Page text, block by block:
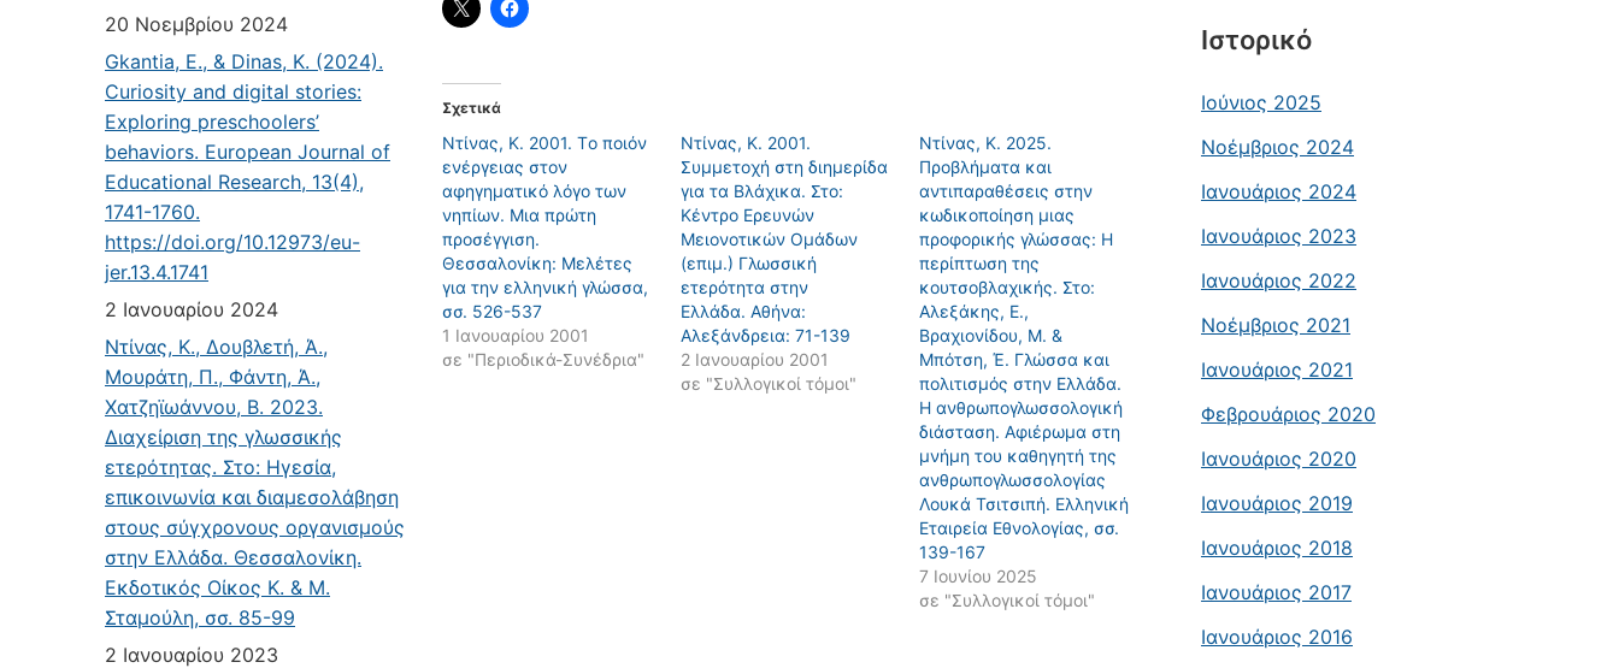
20 Νοεμβρίου 2024
Gkantia, E., & Dinas, K. (2024).
Curiosity and digital stories:
Exploring preschoolers’
behaviors. European Journal of
Educational Research, 13(4),
1741-1760.
https://doi.org/10.12973/eu-
jer.13.4.1741
2 Ιανουαρίου 2024
Ντίνας, Κ., Δουβλετή, Ά.,
Μουράτη, Π., Φάντη, Ά.,
Χατζηϊωάννου, Β. 2023.
Διαχείριση της γλωσσικής
ετερότητας. Στο: Ηγεσία,
επικοινωνία και διαμεσολάβηση
στους σύγχρονους οργανισμούς
στην Ελλάδα. Θεσσαλονίκη.
Εκδοτικός Οίκος Κ. & Μ.
Σταμούλη, σσ. 85-99
2 Ιανουαρίου 2023
Σχετικά
Ντίνας, Κ. 2001. Tο ποιόν
ενέργειας στον
αφηγηματικό λόγο των
νηπίων. Mια πρώτη
προσέγγιση.
Θεσσαλονίκη: Mελέτες
για την ελληνική γλώσσα,
σσ. 526-537
1 Ιανουαρίου 2001
σε "Περιοδικά-Συνέδρια"
Ντίνας, Κ. 2001.
Συμμετοχή στη διημερίδα
για τα Βλάχικα. Στο:
Κέντρο Ερευνών
Μειονοτικών Ομάδων
(επιμ.) Γλωσσική
ετερότητα στην
Ελλάδα. Αθήνα:
Αλεξάνδρεια: 71-139
2 Ιανουαρίου 2001
σε "Συλλογικοί τόμοι"
Ντίνας, Κ. 2025.
Προβλήματα και
αντιπαραθέσεις στην
κωδικοποίηση μιας
προφορικής γλώσσας: Η
περίπτωση της
κουτσοβλαχικής. Στο:
Αλεξάκης, Ε.,
Βραχιονίδου, Μ. &
Μπότση, Έ. Γλώσσα και
πολιτισμός στην Ελλάδα.
Η ανθρωπογλωσσολογική
διάσταση. Αφιέρωμα στη
μνήμη του καθηγητή της
ανθρωπογλωσσολογίας
Λουκά Τσιτσιπή. Ελληνική
Εταιρεία Εθνολογίας, σσ.
139-167
7 Ιουνίου 2025
σε "Συλλογικοί τόμοι"
Ιστορικό
Ιούνιος 2025
Νοέμβριος 2024
Ιανουάριος 2024
Ιανουάριος 2023
Ιανουάριος 2022
Νοέμβριος 2021
Ιανουάριος 2021
Φεβρουάριος 2020
Ιανουάριος 2020
Ιανουάριος 2019
Ιανουάριος 2018
Ιανουάριος 2017
Ιανουάριος 2016